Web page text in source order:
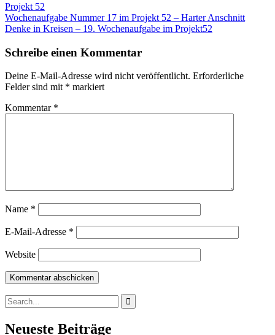
Projekt 52
Beitragsnavigation
Wochenaufgabe Nummer 17 im Projekt 52 – Harter Anschnitt
Denke in Kreisen – 19. Wochenaufgabe im Projekt52
Schreibe einen Kommentar
Deine E-Mail-Adresse wird nicht veröffentlicht. Erforderliche
Felder sind mit * markiert
Kommentar *
Name *
E-Mail-Adresse *
Website
Search
for:
Neueste Beiträge